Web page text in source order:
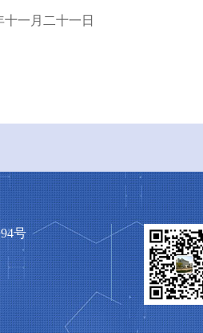
十一月 二十一日
号